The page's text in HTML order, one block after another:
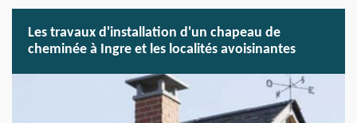
Les travaux d'installation d'un chapeau de
cheminée à Ingre et les localités avoisinantes